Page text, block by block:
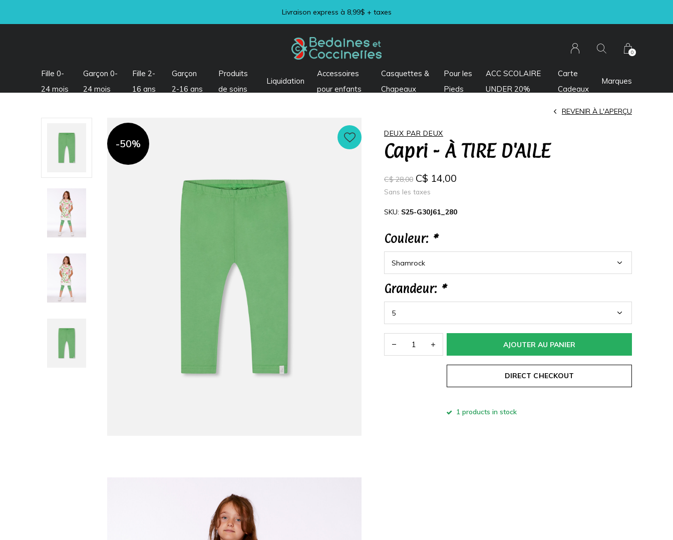
Fille 0-
24 mois
Garçon 0-
24 mois
Fille 2-
16 ans
Garçon
2-16 ans
Produits
de soins
Liquidation
Accessoires
pour enfants
Casquettes &
Chapeaux
Pour les
Pieds
ACC SCOLAIRE
UNDER 20%
Carte
Cadeaux
Marques
0
Visitez notre section LIQUIDATION !
-50%
DEUX PAR DEUX
Capri - À TIRE D'AILE
REVENIR À L'APERÇU
C$ 28,00 C$ 14,00
Sans les taxes
SKU: S25-G30J61_280
Couleur: *
Grandeur: *
AJOUTER AU PANIER
DIRECT CHECKOUT
1 products in stock